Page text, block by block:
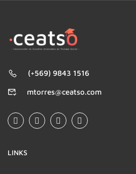
(+569) 9843 1516
mtorres@ceatso.com
LINKS